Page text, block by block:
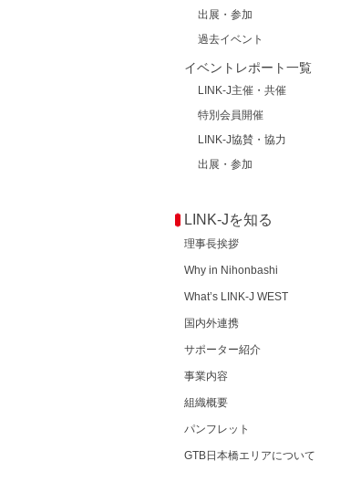
出展・参加
過去イベント
イベントレポート一覧
LINK-J主催・共催
特別会員開催
LINK-J協賛・協力
出展・参加
LINK-Jを知る
理事長挨拶
Why in Nihonbashi
What’s LINK-J WEST
国内外連携
サポーター紹介
事業内容
組織概要
パンフレット
GTB日本橋エリアについて